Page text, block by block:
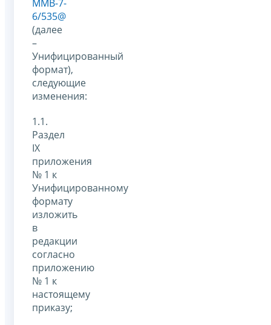
ММВ-7-
6/535@
(далее
–
Унифицированный
формат),
следующие
изменения:
1.1.
Раздел
IX
приложения
№ 1 к
Унифицированному
формату
изложить
в
редакции
согласно
приложению
№ 1 к
настоящему
приказу;